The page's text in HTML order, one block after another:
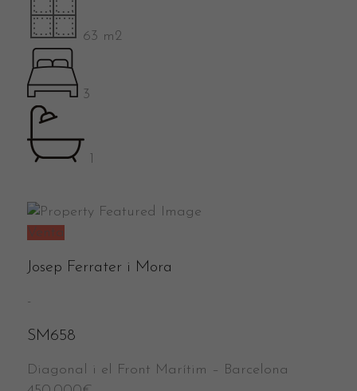
63 m2
3
1
Venta
Josep Ferrater i Mora
-
SM658
Diagonal i el Front Marítim – Barcelona